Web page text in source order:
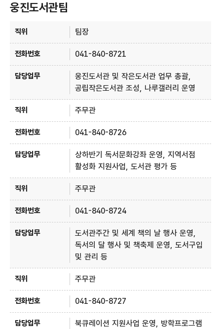
웅진도서관팀
팀장
041-840-8721
웅진도서관 및 작은도서관 업무 총괄,
공립작은도서관 조성, 나루갤러리 운영
주무관
041-840-8726
상하반기 독서문화강좌 운영, 지역서점
활성화 지원사업, 도서관 평가 등
주무관
041-840-8724
도서관주간 및 세계 책의 날 행사 운영,
독서의 달 행사 및 책축제 운영, 도서구입
및 관리 등
주무관
041-840-8727
북큐레이션 지원사업 운영, 방학프로그램